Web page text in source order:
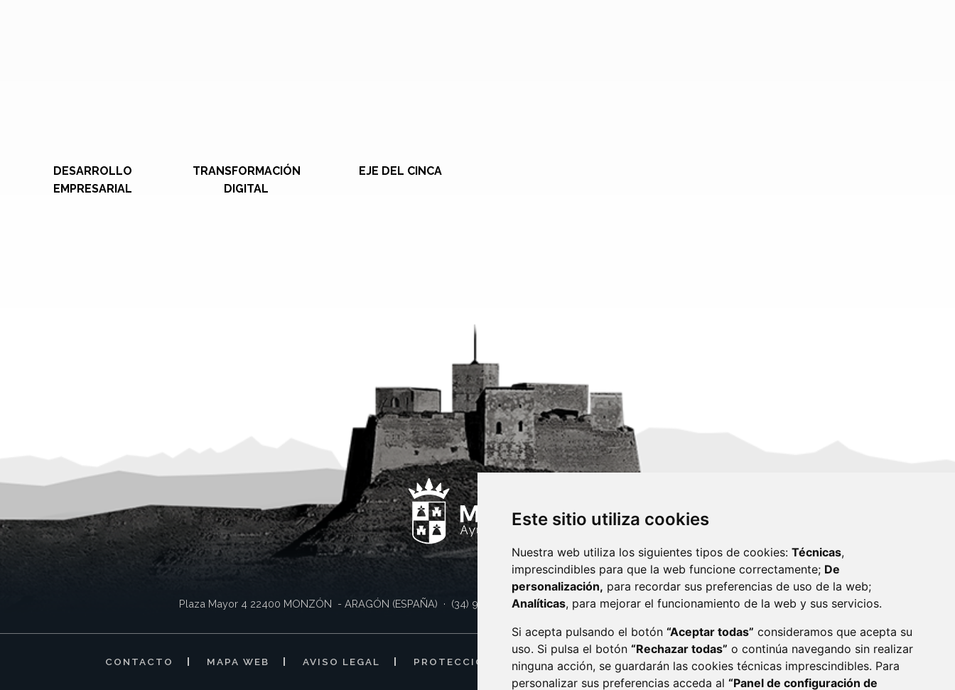
Este sitio utiliza cookies
Nuestra web utiliza los siguientes tipos de cookies: Técnicas,
imprescindibles para que la web funcione correctamente; De
personalización, para recordar sus preferencias de uso de la web;
Analíticas, para mejorar el funcionamiento de la web y sus servicios.
Si acepta pulsando el botón “Aceptar todas” consideramos que acepta su
uso. Si pulsa el botón “Rechazar todas” o continúa navegando sin realizar
ninguna acción, se guardarán las cookies técnicas imprescindibles. Para
personalizar sus preferencias acceda al “Panel de configuración de
DESARROLLO
EMPRESARIAL
TRANSFORMACIÓN
DIGITAL
EJE DEL CINCA
Plaza Mayor 4 22400 MONZÓN - ARAGÓN (ESPAÑA) · (34) 974 400 700 ·sac@monzon.es monzon.es
CONTACTO MAPA WEB AVISO LEGAL PROTECCIÓN DE DATOS POLÍTICA DE COOKIES
ACCESIBILIDAD